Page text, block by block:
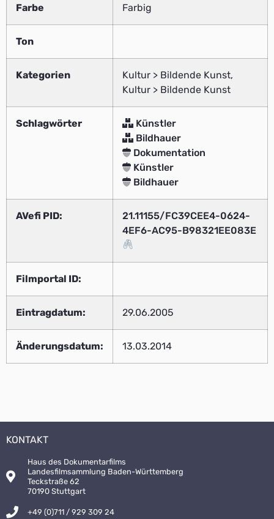
Farbe Farbig
Ton
Kategorien
Kultur > Bildende Kunst,
Kultur > Bildende Kunst
Schlagwörter
Künstler
Bildhauer
Dokumentation
Künstler
Bildhauer
AVefi PID:
21.11155/FC39CEE4-0624-
4EF6-AC95-B98321EE083E
Filmportal ID:
Eintragdatum: 29.06.2005
Änderungsdatum: 13.03.2014
KONTAKT
Haus des Dokumentarfilms
Landesfilmsammlung Baden-Württemberg
Teckstraße 62
70190 Stuttgart
+49 (0)711 / 929 309 24